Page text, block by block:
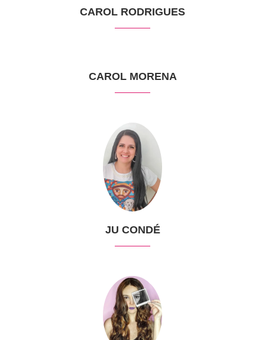
CAROL RODRIGUES
CAROL MORENA
JU CONDÉ